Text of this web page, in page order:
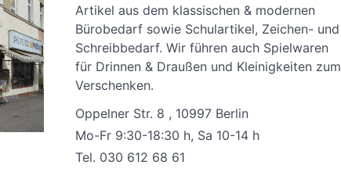
Artikel aus dem klassischen & modernen
Bürobedarf sowie Schulartikel, Zeichen- und
Schreibbedarf. Wir führen auch Spielwaren
für Drinnen & Draußen und Kleinigkeiten zum
Verschenken.
Oppelner Str. 8 , 10997 Berlin
Mo-Fr 9:30-18:30 h, Sa 10-14 h
Tel. 030 612 68 61